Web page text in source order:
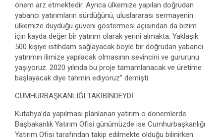
önem arz etmektedir. Ayrıca ülkemize yapılan doğrudan
yabancı yatırımların sürdüğünü, uluslararası sermayenin
ülkemize duyduğu güveni göstermesi açısından da bizim
için kayda değer bir yatırım olarak yerini almakta. Yaklaşık
500 kişiye istihdam sağlayacak böyle bir doğrudan yabancı
yatırımın ilimize yapılacak olmasının sevincini ve gururunu
yaşıyoruz. 2020 yılında bu proje tamamlanacak ve üretime
başlayacak diye tahmin ediyoruz” demişti.
CUMHURBAŞKANLIĞI TAKİBİNDEYDİ
Kütahya’da yapılması planlanan yatırım o dönemlerde
Başbakanlık Yatırım Ofisi günümüzde ise Cumhurbaşkanlığı
Yatırım Ofisi tarafından takip edilmekte olduğu bilinirken